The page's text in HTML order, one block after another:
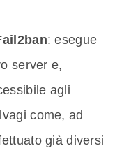
: esegue
server e,
agli
come, ad
già diversi